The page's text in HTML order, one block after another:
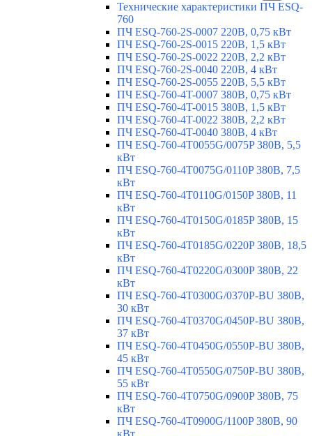
Технические характеристики ПЧ ESQ-
760
ПЧ ESQ-760-2S-0007 220В, 0,75 кВт
ПЧ ESQ-760-2S-0015 220В, 1,5 кВт
ПЧ ESQ-760-2S-0022 220В, 2,2 кВт
ПЧ ESQ-760-2S-0040 220В, 4 кВт
ПЧ ESQ-760-2S-0055 220В, 5,5 кВт
ПЧ ESQ-760-4T-0007 380В, 0,75 кВт
ПЧ ESQ-760-4T-0015 380В, 1,5 кВт
ПЧ ESQ-760-4T-0022 380В, 2,2 кВт
ПЧ ESQ-760-4T-0040 380В, 4 кВт
ПЧ ESQ-760-4T0055G/0075P 380В, 5,5
кВт
ПЧ ESQ-760-4T0075G/0110P 380В, 7,5
кВт
ПЧ ESQ-760-4T0110G/0150P 380В, 11
кВт
ПЧ ESQ-760-4T0150G/0185P 380В, 15
кВт
ПЧ ESQ-760-4T0185G/0220P 380В, 18,5
кВт
ПЧ ESQ-760-4T0220G/0300P 380В, 22
кВт
ПЧ ESQ-760-4T0300G/0370P-BU 380В,
30 кВт
ПЧ ESQ-760-4T0370G/0450P-BU 380В,
37 кВт
ПЧ ESQ-760-4T0450G/0550P-BU 380В,
45 кВт
ПЧ ESQ-760-4T0550G/0750P-BU 380В,
55 кВт
ПЧ ESQ-760-4T0750G/0900P 380В, 75
кВт
ПЧ ESQ-760-4T0900G/1100P 380В, 90